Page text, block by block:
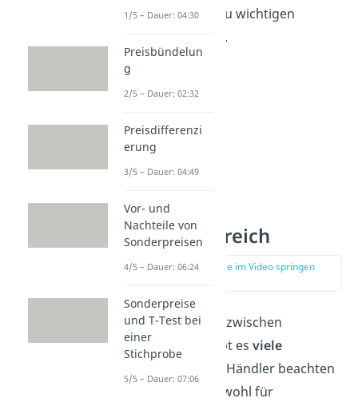
den Zugang zu wichtigen
Kundendaten.
Der B2B Bereich
zur Stelle im Video springen
Beim B2B Handel zwischen
Unternehmen gibt es viele
, die der Händler beachten
muss. Das gilt sowohl für
1/5 – Dauer: 04:30
Preisbündelun
g
2/5 – Dauer: 02:32
Preisdifferenzi
erung
3/5 – Dauer: 04:49
Vor- und
Nachteile von
Sonderpreisen
4/5 – Dauer: 06:24
Sonderpreise
und T-Test bei
einer
Stichprobe
5/5 – Dauer: 07:06